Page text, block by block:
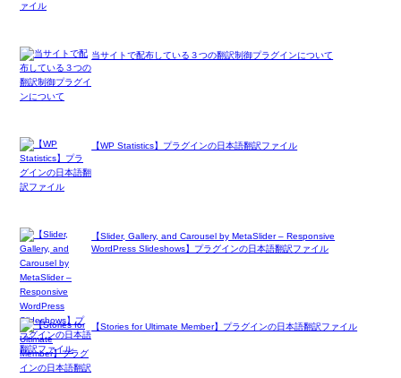
当サイトで配布している３つの翻訳制御プラグインについて
【WP Statistics】プラグインの日本語翻訳ファイル
【Slider, Gallery, and Carousel by MetaSlider – Responsive
WordPress Slideshows】プラグインの日本語翻訳ファイル
【Stories for Ultimate Member】プラグインの日本語翻訳ファイル